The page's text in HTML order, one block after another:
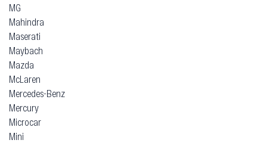
MG
Mahindra
Maserati
Maybach
Mazda
McLaren
Mercedes-Benz
Mercury
Microcar
Mini